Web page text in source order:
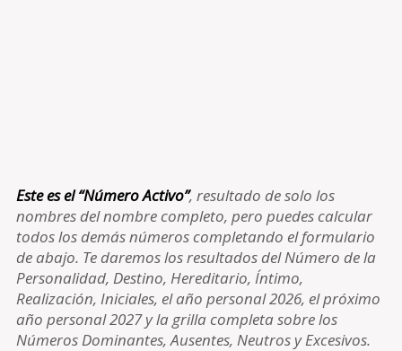
Este es el “Número Activo”, resultado de solo los
nombres del nombre completo, pero puedes calcular
todos los demás números completando el formulario
de abajo. Te daremos los resultados del Número de la
Personalidad, Destino, Hereditario, Íntimo,
Realización, Iniciales, el año personal 2026, el próximo
año personal 2027 y la grilla completa sobre los
Números Dominantes, Ausentes, Neutros y Excesivos.